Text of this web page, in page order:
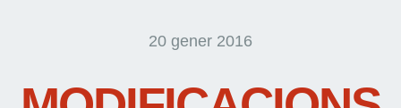
20 gener 2016